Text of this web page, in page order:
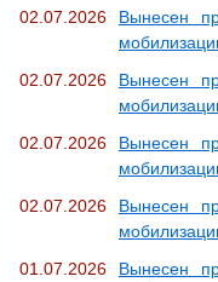
02.07.2026
Вынесен
02.07.2026
Вынесен
02.07.2026
Вынесен
02.07.2026
Вынесен
01.07.2026
Вынесен